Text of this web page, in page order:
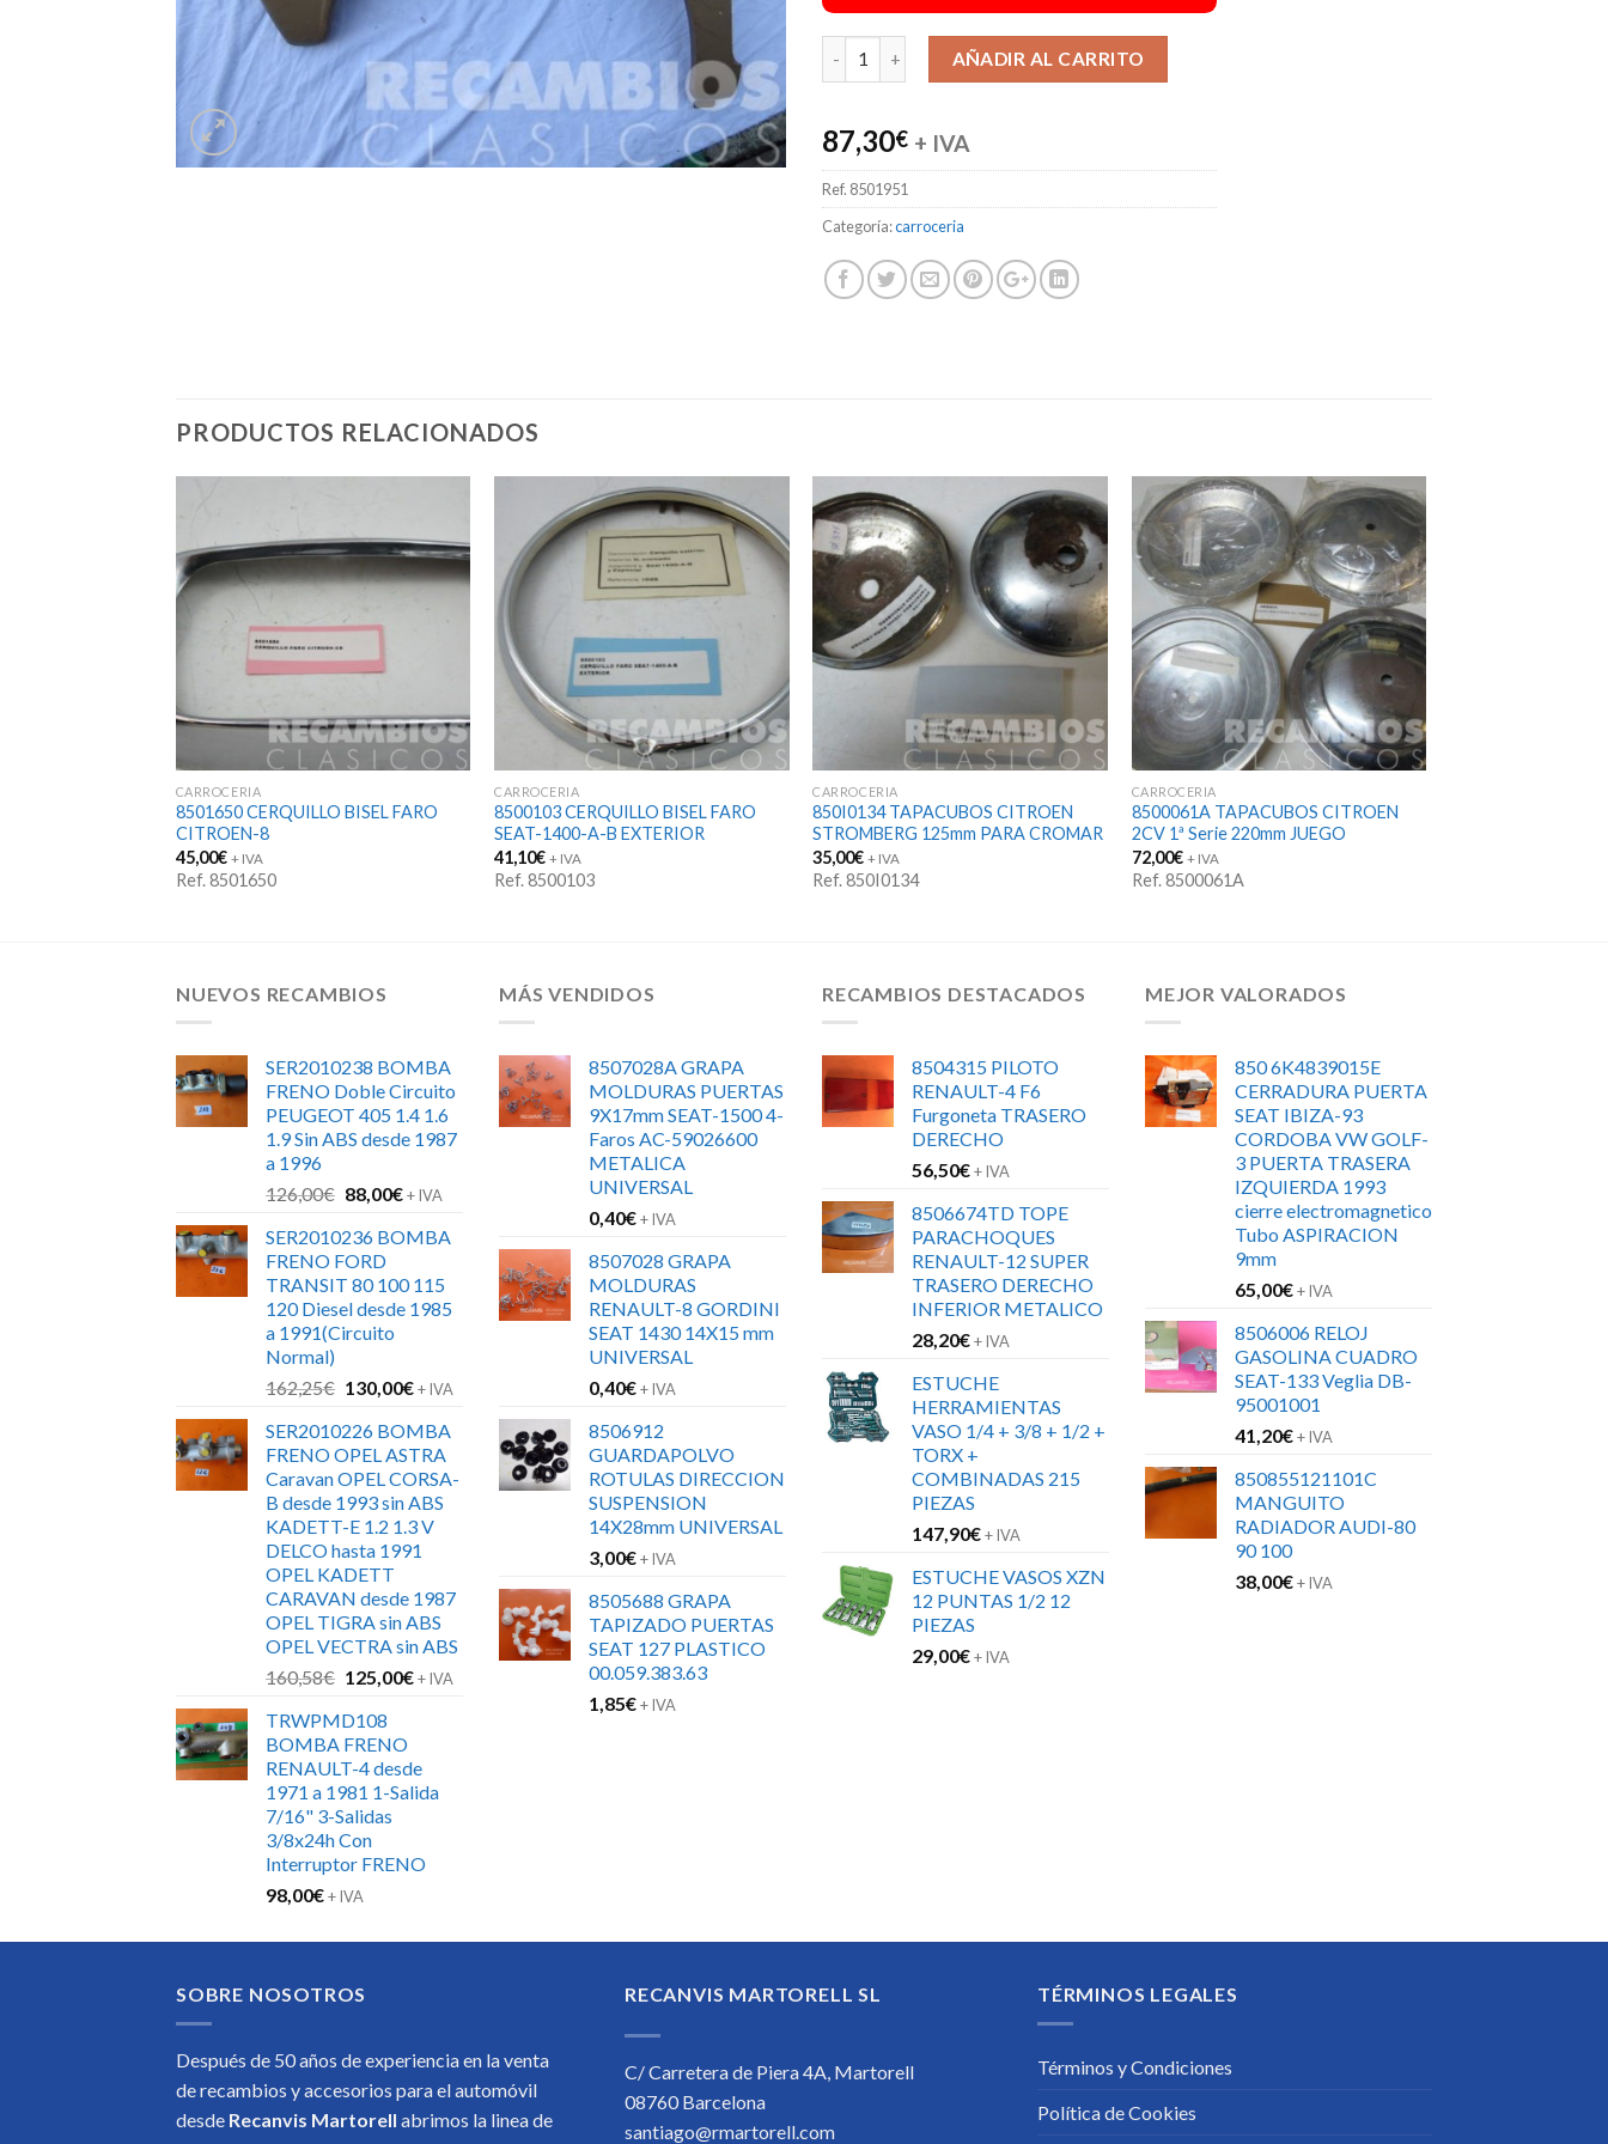
AÑADIR AL CARRITO
87,30€ + IVA
Ref. 8501951
Categoría:carroceria
PRODUCTOS RELACIONADOS
CARROCERIA
8501650 CERQUILLO BISEL FARO
CITROEN-8
45,00€ + IVA
Ref. 8501650
CARROCERIA
8500103 CERQUILLO BISEL FARO
SEAT-1400-A-B EXTERIOR
41,10€ + IVA
Ref. 8500103
CARROCERIA
850I0134 TAPACUBOS CITROEN
STROMBERG 125mm PARA CROMAR
35,00€ + IVA
Ref. 850I0134
CARROCERIA
8500061A TAPACUBOS CITROEN
2CV 1ª Serie 220mm JUEGO
72,00€ + IVA
Ref. 8500061A
NUEVOS RECAMBIOS
SER2010238 BOMBA
FRENO Doble Circuito
PEUGEOT 405 1.4 1.6
1.9 Sin ABS desde 1987
a 1996
126,00€ El
original
era:
126,00€.
88,00€El
actual
88,00€.
+ IVA
SER2010236 BOMBA
FRENO FORD
TRANSIT 80 100 115
120 Diesel desde 1985
a 1991(Circuito
Normal)
162,25€ El
original
era:
162,25€.
130,00€El
actual
es:
130,00€.
+ IVA
SER2010226 BOMBA
FRENO OPEL ASTRA
Caravan OPEL CORSA-
B desde 1993 sin ABS
KADETT-E 1.2 1.3 V
DELCO hasta 1991
OPEL KADETT
CARAVAN desde 1987
OPEL TIGRA sin ABS
OPEL VECTRA sin ABS
160,58€ El
original
era:
160,58€.
125,00€El
125,00€.
+ IVA
TRWPMD108
BOMBA FRENO
RENAULT-4 desde
1971 a 1981 1-Salida
7/16" 3-Salidas
3/8x24h Con
Interruptor FRENO
98,00€+ IVA
MÁS VENDIDOS
8507028A GRAPA
MOLDURAS PUERTAS
9X17mm SEAT-1500 4-
Faros AC-59026600
METALICA
UNIVERSAL
0,40€+ IVA
8507028 GRAPA
MOLDURAS
RENAULT-8 GORDINI
SEAT 1430 14X15 mm
UNIVERSAL
0,40€+ IVA
8506912
GUARDAPOLVO
ROTULAS DIRECCION
SUSPENSION
14X28mm UNIVERSAL
3,00€+ IVA
8505688 GRAPA
TAPIZADO PUERTAS
SEAT 127 PLASTICO
00.059.383.63
1,85€+ IVA
RECAMBIOS DESTACADOS
8504315 PILOTO
RENAULT-4 F6
Furgoneta TRASERO
DERECHO
56,50€+ IVA
8506674TD TOPE
PARACHOQUES
RENAULT-12 SUPER
TRASERO DERECHO
INFERIOR METALICO
28,20€+ IVA
ESTUCHE
HERRAMIENTAS
VASO 1/4 + 3/8 + 1/2 +
TORX +
COMBINADAS 215
PIEZAS
147,90€+ IVA
ESTUCHE VASOS XZN
12 PUNTAS 1/2 12
PIEZAS
29,00€+ IVA
MEJOR VALORADOS
850 6K4839015E
CERRADURA PUERTA
SEAT IBIZA-93
CORDOBA VW GOLF-
3 PUERTA TRASERA
IZQUIERDA 1993
cierre electromagnetico
Tubo ASPIRACION
9mm
65,00€+ IVA
8506006 RELOJ
GASOLINA CUADRO
SEAT-133 Veglia DB-
95001001
41,20€+ IVA
850855121101C
MANGUITO
RADIADOR AUDI-80
90 100
38,00€+ IVA
SOBRE NOSOTROS
Después de 50 años de experiencia en la venta
de recambios y accesorios para el automóvil
desde Recanvis Martorell abrimos la linea de
RECANVIS MARTORELL SL
C/ Carretera de Piera 4A, Martorell
08760 Barcelona
santiago@rmartorell.com
TÉRMINOS LEGALES
Términos y Condiciones
Política de Cookies